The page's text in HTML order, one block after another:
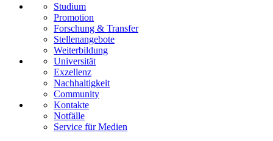
Studium
Promotion
Forschung & Transfer
Stellenangebote
Weiterbildung
Universität
Exzellenz
Nachhaltigkeit
Community
Kontakte
Notfälle
Service für Medien